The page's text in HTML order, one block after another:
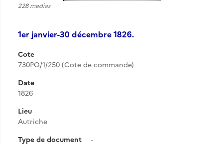
228 medias
1er janvier-30 décembre 1826.
Cote
730PO/1/250 (Cote de commande)
Date
1826
Lieu
Autriche
Type de document
-